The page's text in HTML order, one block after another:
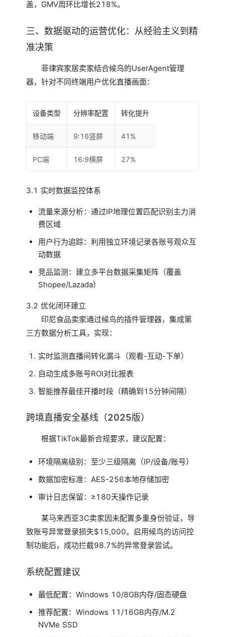
盖，GMV周环比增长218%。
三、数据驱动的运营优化：从经验主义到精
准决策
菲律宾家居卖家结合候鸟的UserAgent管理
器，针对不同终端用户优化直播画面：
设备类型 分辨率配置 转化提升
移动端 9:16竖屏 41%
PC端 16:9横屏 27%
3.1 实时数据监控体系
流量来源分析：通过IP地理位置匹配识别主力消
费区域
用户行为追踪：利用独立环境记录各账号观众互
动数据
竞品监测：建立多平台数据采集矩阵（覆盖
Shopee/Lazada）
3.2 优化闭环建立
印尼食品卖家通过候鸟的插件管理器，集成第
三方数据分析工具，实现：
实时监测直播间转化漏斗（观看-互动-下单）
自动生成多账号ROI对比报表
智能推荐最佳开播时段（精确到15分钟间隔）
跨境直播安全基线（2025版）
根据TikTok最新合规要求，建议配置：
环境隔离级别：至少三级隔离（IP/设备/账号）
数据加密标准：AES-256本地存储加密
审计日志保留：≥180天操作记录
某马来西亚3C卖家因未配置多重身份验证，导
致账号异常登录损失$15,000。启用候鸟的访问控
制功能后，成功拦截98.7%的异常登录尝试。
系统配置建议
最低配置：Windows 10/8GB内存/固态硬盘
推荐配置：Windows 11/16GB内存/M.2
NVMe SSD